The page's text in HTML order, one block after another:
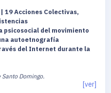
19 Acciones Colectivas,
psicosocial del movimiento
autoetnografía
del Internet durante la
Domingo.
[ver]